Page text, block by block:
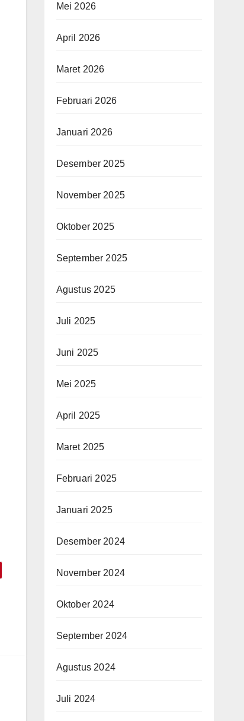
Mei 2026
April 2026
Maret 2026
Februari 2026
Januari 2026
Desember 2025
November 2025
Oktober 2025
September 2025
Agustus 2025
Juli 2025
Juni 2025
Mei 2025
April 2025
Maret 2025
Februari 2025
Januari 2025
Desember 2024
November 2024
Oktober 2024
September 2024
Agustus 2024
Juli 2024